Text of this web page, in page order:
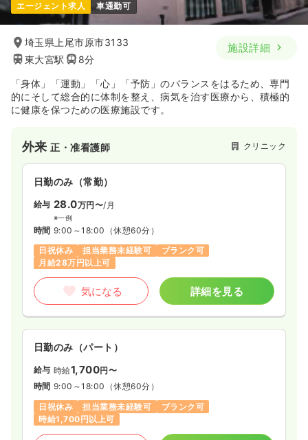
エージェント求人 車通勤可
埼玉県上尾市原市3133
東大宮駅
8分
施設詳細
「身体」「運動」「心」「予防」のバランスをはるため、専門
的にそして総合的に体制を整え、病気を治す医療から、積極的
に健康を保つための医療施設です。
外来正・准看護師 クリニック
日勤のみ（常勤）
給与 28.0万円〜/月
※一例
時間 9:00～18:00 （休憩60分）
日祝休み
担当業務未経験可
ブランク可
月給28万円以上可
気になる 詳細を見る
日勤のみ（パート）
給与 時給1,700円〜
時間 9:00～18:00 （休憩60分）
日祝休み
担当業務未経験可
ブランク可
時給1,700円以上可